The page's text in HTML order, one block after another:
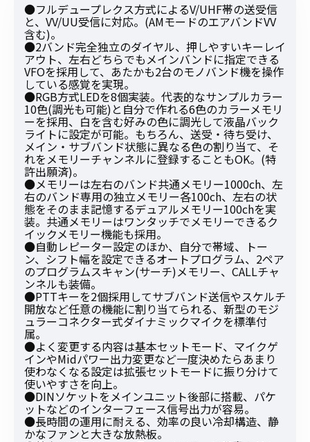
●フルデュープレクス方式によるV/UHF帯の送受信
と、VV/UU受信に対応。(AMモードのエアバンドVV
含む)。
●2バンド完全独立のダイヤル、押しやすいキーレイ
アウト、左右どちらでもメインバンドに指定できる
VFOを採用して、あたかも2台のモノバンド機を操作
している感覚を実現。
●RGB方式LEDを8個実装。代表的なサンプルカラー
10色(調光も可能)と自分で作れる6色のカラーメモリ
ーを採用、白を含む好みの色に調光して液晶バック
ライトに設定が可能。もちろん、送受・待ち受け、
メイン・サブバンド状態に異なる色の割り当て、そ
れをメモリーチャンネルに登録することもOK。(特
許出願済)。
●メモリーは左右のバンド共通メモリー1000ch、左
右のバンド専用の独立メモリー各100ch、左右の状
態をそのまま記憶するデュアルメモリー100chを実
装。共通メモリーはワンタッチでメモリーできるク
イックメモリー機能も採用。
●自動レピーター設定のほか、自分で帯域、トー
ン、シフト幅を設定できるオートプログラム、2ペア
のプログラムスキャン(サーチ)メモリー、CALLチャ
ンネルも装備。
●PTTキーを2個採用してサブバンド送信やスケルチ
開放など任意の機能に割り当てられる、新型のモジ
ュラーコネクター式ダイナミックマイクを標準付
属。
●よく変更する内容は基本セットモード、マイクゲ
インやMidパワー出力変更など一度決めたらあまり
使わなくなる設定は拡張セットモードに振り分けて
使いやすさを向上。
●DINソケットをメインユニット後部に搭載、パケ
ットなどのインターフェース信号出力が容易。
●長時間の運用に耐える、効率の良い冷却構造、静
かなファンと大きな放熱板。